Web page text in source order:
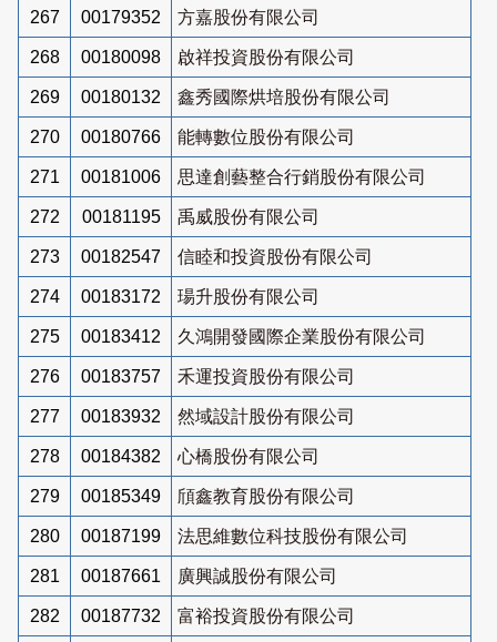
267 00179352 方嘉股份有限公司
268 00180098 啟祥投資股份有限公司
269 00180132 鑫秀國際烘培股份有限公司
270 00180766 能轉數位股份有限公司
271 00181006 思達創藝整合行銷股份有限公司
272 00181195 禹威股份有限公司
273 00182547 信睦和投資股份有限公司
274 00183172 瑒升股份有限公司
275 00183412 久鴻開發國際企業股份有限公司
276 00183757 禾運投資股份有限公司
277 00183932 然域設計股份有限公司
278 00184382 心橋股份有限公司
279 00185349 頎鑫教育股份有限公司
280 00187199 法思維數位科技股份有限公司
281 00187661 廣興誠股份有限公司
282 00187732 富裕投資股份有限公司